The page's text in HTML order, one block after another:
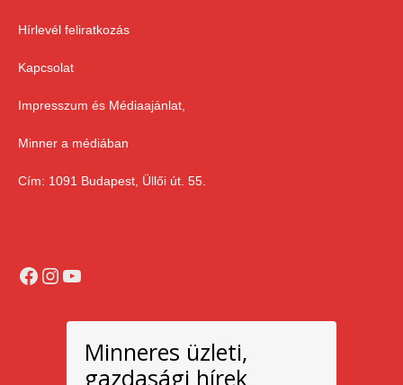
Hírlevél feliratkozás
Kapcsolat
Impresszum és Médiaajánlat,
Minner a médiában
Cím: 1091 Budapest, Üllői út. 55.
Facebook
Instagram
YouTube
Minneres üzleti,
gazdasági hírek